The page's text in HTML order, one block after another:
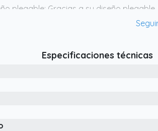
plegable: Gracias a su diseño
uso y se guarda ocupando muy poco
el riesgo de resbalones y ofrecen un
Especificaciones técnicas